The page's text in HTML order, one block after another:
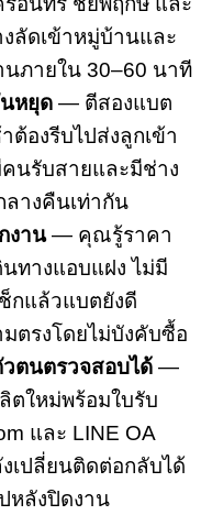
งลัดเข้าหมู่บ้านและ
ภายใน 30–60 นาที
นหยุด — ตีสองแบต
ต้องรีบไปส่งลูกเข้า
คนรับสายและมีช่าง
ลางคืนเท่ากัน
งาน— คุณรู้ราคา
ทางแอบแฝง ไม่มี
กแล้วแบตยังดี
ตรงโดยไม่บังคับซื้อ
ตนตรวจสอบได้ —
ตใหม่พร้อมใบรับ
และ LINE OA
เปลี่ยนติดต่อกลับได้
หลังปิดงาน